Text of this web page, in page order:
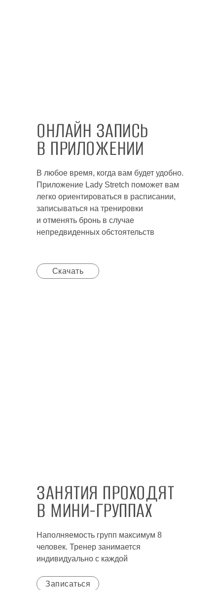
ОНЛАЙН ЗАПИСЬ
В ПРИЛОЖЕНИИ
В любое время, когда вам будет удобно.
Приложение Lady Stretch поможет вам
легко ориентироваться в расписании,
записываться на тренировки
и отменять бронь в случае
непредвиденных обстоятельств
Скачать
ЗАНЯТИЯ ПРОХОДЯТ
В МИНИ-ГРУППАХ
Наполняемость групп максимум 8
человек. Тренер занимается
индивидуально с каждой
Записаться